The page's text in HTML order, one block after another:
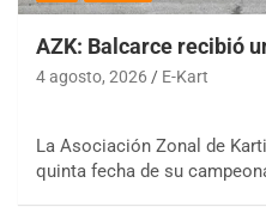
AZK: Balcarce recibió
4 agosto, 2026 E-Kart
La Asociación Zonal de
quinta fecha de su